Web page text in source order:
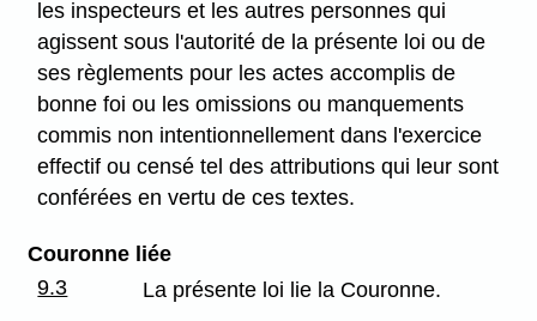
les inspecteurs et les autres personnes qui
agissent sous l'autorité de la présente loi ou de
ses règlements pour les actes accomplis de
bonne foi ou les omissions ou manquements
commis non intentionnellement dans l'exercice
effectif ou censé tel des attributions qui leur sont
conférées en vertu de ces textes.
Couronne liée
9.3
La présente loi lie la Couronne.